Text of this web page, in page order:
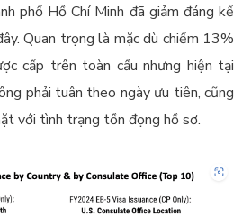
phố Hồ Chí Minh đã giảm đáng kể
Quan trọng là mặc dù chiếm 13%
cấp trên toàn cầu nhưng hiện tại
phải tuân theo ngày ưu tiên, cũng
với tình trạng tồn đọng hồ sơ.